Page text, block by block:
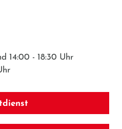
14:00 - 18:30 Uhr